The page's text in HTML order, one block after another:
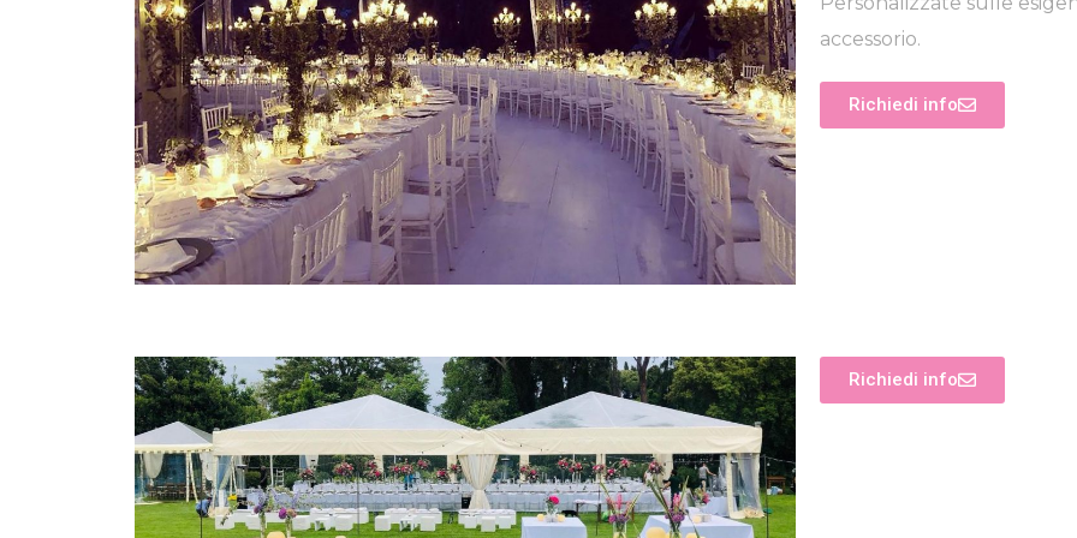
accessorio.
Richiedi info
Richiedi info